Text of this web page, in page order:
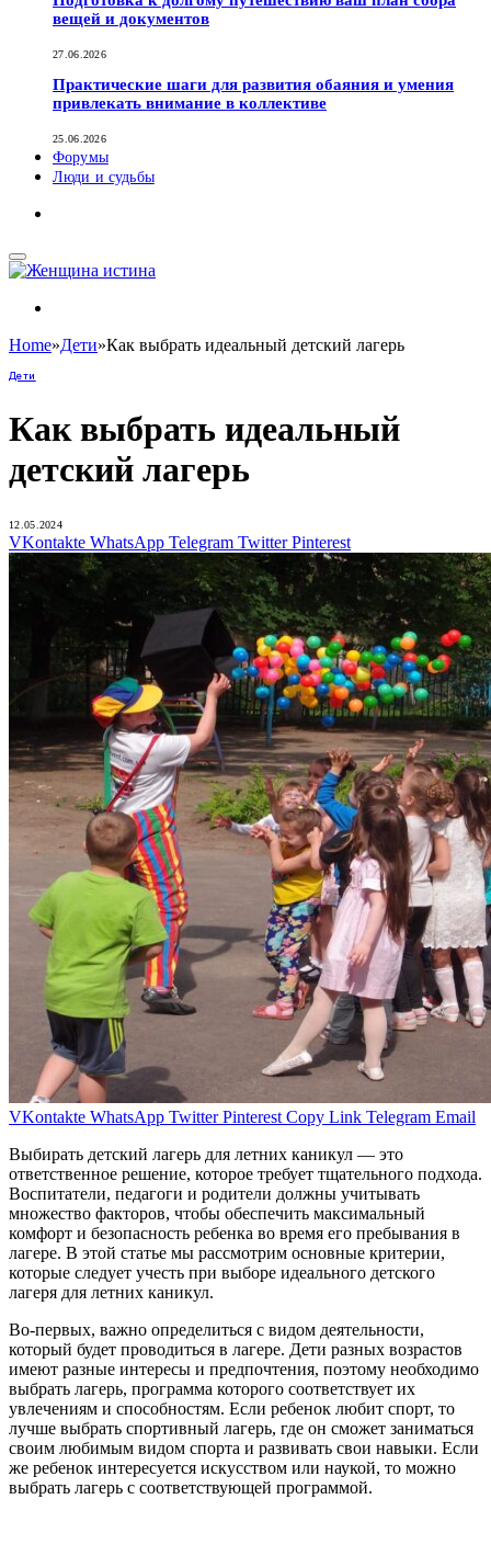
вещей и документов
27.06.2026
Практические шаги для развития обаяния и умения
привлекать внимание в коллективе
25.06.2026
Форумы
Люди и судьбы
Home»Дети»Как выбрать идеальный детский лагерь
Дети
Как выбрать идеальный
детский лагерь
12.05.2024
VKontakte WhatsApp Telegram Twitter Pinterest
VKontakte WhatsApp Twitter Pinterest Copy Link Telegram Email
Выбирать детский лагерь для летних каникул — это
ответственное решение, которое требует тщательного подхода.
Воспитатели, педагоги и родители должны учитывать
множество факторов, чтобы обеспечить максимальный
комфорт и безопасность ребенка во время его пребывания в
лагере. В этой статье мы рассмотрим основные критерии,
которые следует учесть при выборе идеального детского
лагеря для летних каникул.
Во-первых, важно определиться с видом деятельности,
который будет проводиться в лагере. Дети разных возрастов
имеют разные интересы и предпочтения, поэтому необходимо
выбрать лагерь, программа которого соответствует их
увлечениям и способностям. Если ребенок любит спорт, то
лучше выбрать спортивный лагерь, где он сможет заниматься
своим любимым видом спорта и развивать свои навыки. Если
же ребенок интересуется искусством или наукой, то можно
выбрать лагерь с соответствующей программой.